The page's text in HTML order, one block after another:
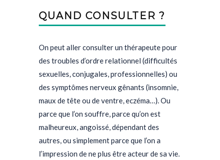
QUAND CONSULTER ?
On peut aller consulter un thérapeute pour
des troubles d’ordre relationnel (difficultés
sexuelles, conjugales, professionnelles) ou
des symptômes nerveux gênants (insomnie,
maux de tête ou de ventre, eczéma…). Ou
parce que l’on souffre, parce qu’on est
malheureux, angoissé, dépendant des
autres, ou simplement parce que l’on a
l’impression de ne plus être acteur de sa vie.